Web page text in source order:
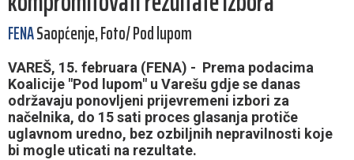
FENASaopćenje, Foto/ Pod lupom
VAREŠ, 15. februara (FENA) - Prema podacima
Koalicije "Pod lupom" u Varešu gdje se danas
održavaju ponovljeni prijevremeni izbori za
načelnika, do 15 sati proces glasanja protiče
uglavnom uredno, bez ozbiljnih nepravilnosti koje
bi mogle uticati na rezultate.